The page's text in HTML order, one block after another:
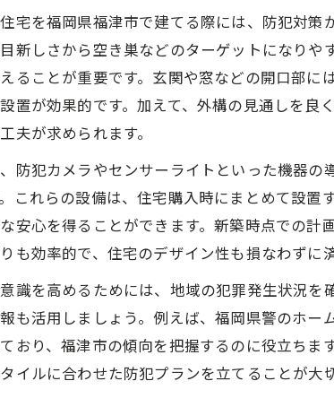
率と新築防犯の最新事情を解説
の機能比較と新築導入のポイント
ための住まいづくりのヒント
ための窓や玄関の強化アイデア
減らす新築の間取りポイント
ない新築外構づくりの工夫
活かせる最新の侵入防止策
イトなど新築向け設備の活用法
今注目の最新技術をチェック
策に活躍する新築の最新防犯技術
ーム連携で高まる新築の防犯力
したい防犯センサーの種類と特徴
ステムが新築に与える安心感
宅を福岡県福津市で建てる際には、防犯対策
新しさから空き巣などのターゲットになりや
ることが重要です。玄関や窓などの開口部に
置が効果的です。加えて、外構の見通しを良
夫が求められます。
防犯カメラやセンサーライトといった機器の
これらの設備は、住宅購入時にまとめて設置
安心を得ることができます。新築時点での計
も効率的で、住宅のデザイン性も損なわずに
識を高めるためには、地域の犯罪発生状況を
も活用しましょう。例えば、福岡県警のホー
おり、福津市の傾向を把握するのに役立ちま
イルに合わせた防犯プランを立てることが大切